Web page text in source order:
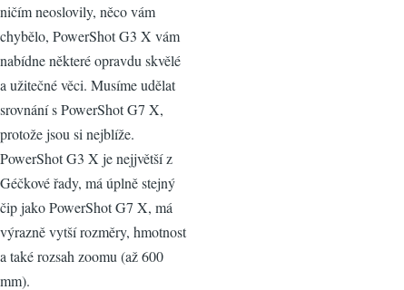
ničím neoslovily, něco vám
chybělo, PowerShot G3 X vám
nabídne některé opravdu skvělé
a užitečné věci. Musíme udělat
srovnání s PowerShot G7 X,
protože jsou si nejblíže.
PowerShot G3 X je nejjvětší z
Géčkové řady, má úplně stejný
čip jako PowerShot G7 X, má
výrazně vytší rozměry, hmotnost
a také rozsah zoomu (až 600
mm).